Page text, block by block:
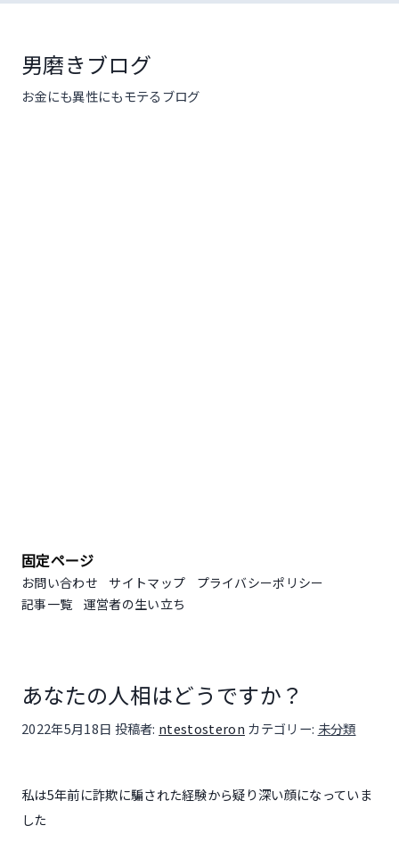
男磨きブログ
お金にも異性にもモテるブログ
固定ページ
お問い合わせ サイトマップ
プライバシーポリシー
記事一覧
運営者の生い立ち
あなたの人相はどうですか？
投稿日:
2022年5月18日 投稿者: ntestosteron カテゴリー: 未分類
私は5年前に詐欺に騙された経験から疑り深い顔になっていま
した